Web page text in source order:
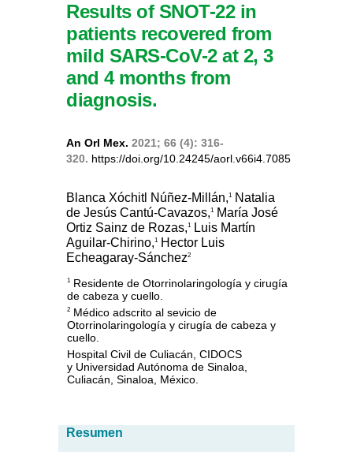
Results of SNOT-22 in
patients recovered from
mild SARS-CoV-2 at 2, 3
and 4 months from
diagnosis.
An Orl Mex. 2021; 66 (4): 316-
320. https://doi.org/10.24245/aorl.v66i4.7085
Blanca Xóchitl Núñez-Millán,1
Natalia
de Jesús Cantú-Cavazos,1
María José
Ortiz Sainz de Rozas,1
Luis Martín
Aguilar-Chirino,1
Hector Luis
Echeagaray-Sánchez2
1 Residente de Otorrinolaringología y cirugía
de cabeza y cuello.
2 Médico adscrito al sevicio de
Otorrinolaringología y cirugía de cabeza y
cuello.
Hospital Civil de Culiacán, CIDOCS
y Universidad Autónoma de Sinaloa,
Culiacán, Sinaloa, México.
Resumen